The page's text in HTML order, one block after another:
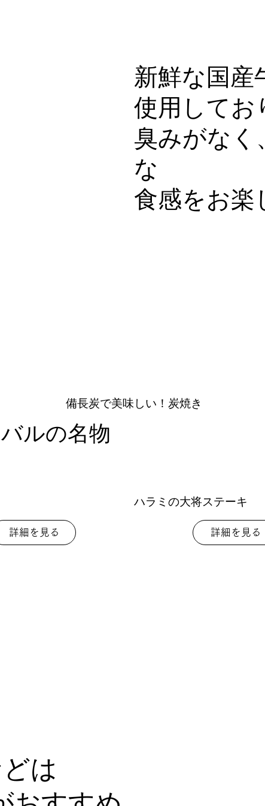
新鮮な国産
使用してお
臭みがなく
な
食感をお楽
詳細を見る
ハラミの大将ステーキ
詳細を見る
ルの名物
備長炭で美味しい！炭焼き
は